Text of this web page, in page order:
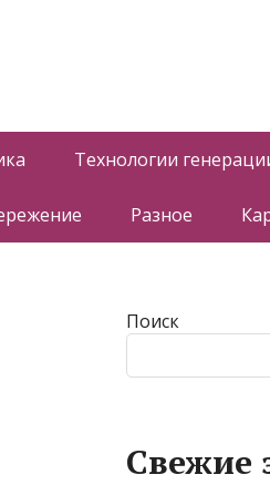
Технологии
Разное
Поиск
Свежие